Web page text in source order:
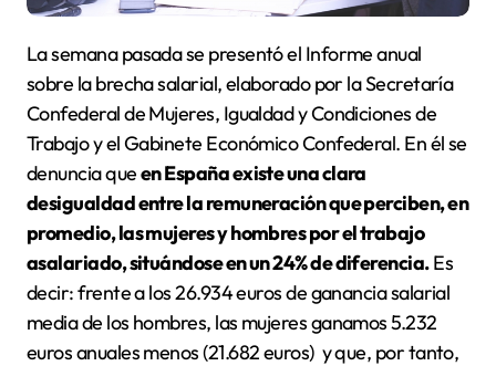
La semana pasada se presentó el Informe anual
sobre la brecha salarial, elaborado por la Secretaría
Confederal de Mujeres, Igualdad y Condiciones de
Trabajo y el Gabinete Económico Confederal. En él se
denuncia queen España existe una clara
desigualdad entre la remuneración que perciben, en
promedio, las mujeres y hombres por el trabajo
asalariado, situándose en un 24% de diferencia.Es
decir: frente a los 26.934 euros de ganancia salarial
media de los hombres, las mujeres ganamos 5.232
euros anuales menos (21.682 euros) y que, por tanto,